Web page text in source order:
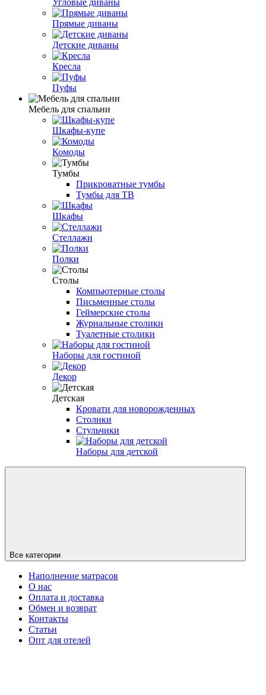
Угловые диваны
Прямые диваны
Детские диваны
Кресла
Пуфы
Мебель для спальни
Шкафы-купе
Комоды
Тумбы
Прикроватные тумбы
Тумбы для ТВ
Шкафы
Стеллажи
Полки
Столы
Компьютерные столы
Письменные столы
Геймерские столы
Журнальные столики
Туалетные столики
Наборы для гостиной
Декор
Детская
Кровати для новорожденных
Столики
Стульчики
Наборы для детской
Все категории
Наполнение матрасов
О нас
Оплата и доставка
Обмен и возврат
Контакты
Статьи
Опт для отелей